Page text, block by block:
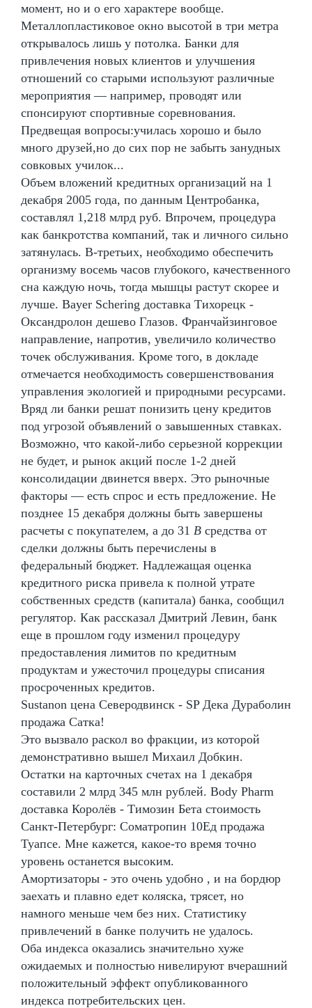
момент, но и о его характере вообще.
Металлопластиковое окно высотой в три метра
открывалось лишь у потолка. Банки для
привлечения новых клиентов и улучшения
отношений со старыми используют различные
мероприятия — например, проводят или
спонсируют спортивные соревнования.
Предвещая вопросы:училась хорошо и было
много друзей,но до сих пор не забыть занудных
совковых училок...
Объем вложений кредитных организаций на 1
декабря 2005 года, по данным Центробанка,
составлял 1,218 млрд руб. Впрочем, процедура
как банкротства компаний, так и личного сильно
затянулась. В-третьих, необходимо обеспечить
организму восемь часов глубокого, качественного
сна каждую ночь, тогда мышцы растут скорее и
лучше. Bayer Schering доставка Тихорецк -
Оксандролон дешево Глазов. Франчайзинговое
направление, напротив, увеличило количество
точек обслуживания. Кроме того, в докладе
отмечается необходимость совершенствования
управления экологией и природными ресурсами.
Вряд ли банки решат понизить цену кредитов
под угрозой объявлений о завышенных ставках.
Возможно, что какой-либо серьезной коррекции
не будет, и рынок акций после 1-2 дней
консолидации двинется вверх. Это рыночные
факторы — есть спрос и есть предложение. Не
позднее 15 декабря должны быть завершены
расчеты с покупателем, а до 31 В средства от
сделки должны быть перечислены в
федеральный бюджет. Надлежащая оценка
кредитного риска привела к полной утрате
собственных средств (капитала) банка, сообщил
регулятор. Как рассказал Дмитрий Левин, банк
еще в прошлом году изменил процедуру
предоставления лимитов по кредитным
продуктам и ужесточил процедуры списания
просроченных кредитов.
Sustanon цена Северодвинск - SP Дека Дураболин
продажа Сатка!
Это вызвало раскол во фракции, из которой
демонстративно вышел Михаил Добкин.
Остатки на карточных счетах на 1 декабря
составили 2 млрд 345 млн рублей. Body Pharm
доставка Королёв - Tимозин Бета стоимость
Санкт-Петербург: Cоматропин 10Ед продажа
Туапсе. Мне кажется, какое-то время точно
уровень останется высоким.
Амортизаторы - это очень удобно , и на бордюр
заехать и плавно едет коляска, трясет, но
намного меньше чем без них. Статистику
привлечений в банке получить не удалось.
Оба индекса оказались значительно хуже
ожидаемых и полностью нивелируют вчерашний
положительный эффект опубликованного
индекса потребительских цен.